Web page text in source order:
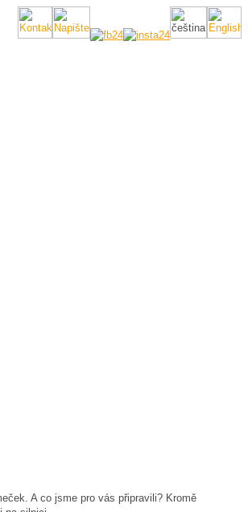
A co jsme pro vás připravili? Kromě